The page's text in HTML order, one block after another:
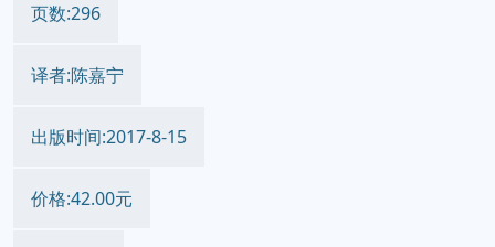
页数:296
译者:陈嘉宁
出版时间:2017-8-15
价格:42.00元